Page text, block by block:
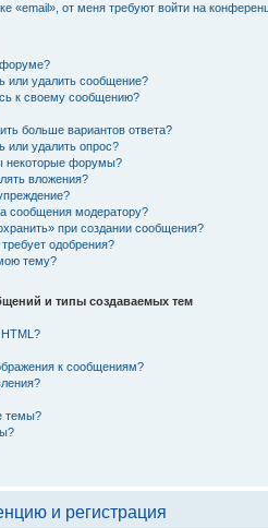
«email», от меня требуют войти на
форуме?
или удалить сообщение?
к своему сообщению?
больше вариантов ответа?
или удалить опрос?
некоторые форумы?
вложения?
сообщения модератору?
при создании сообщения?
одобрения?
тему?
и типы создаваемых тем
к сообщениям?
темы?
и регистрация